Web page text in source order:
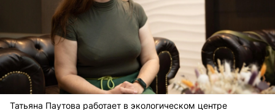
Татьяна Паутова работает в экологическом центре